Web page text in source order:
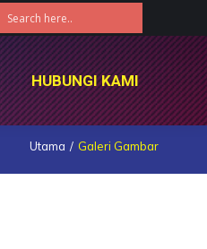
HUBUNGI KAMI
Utama Galeri Gambar
HUBUNGI KAMI